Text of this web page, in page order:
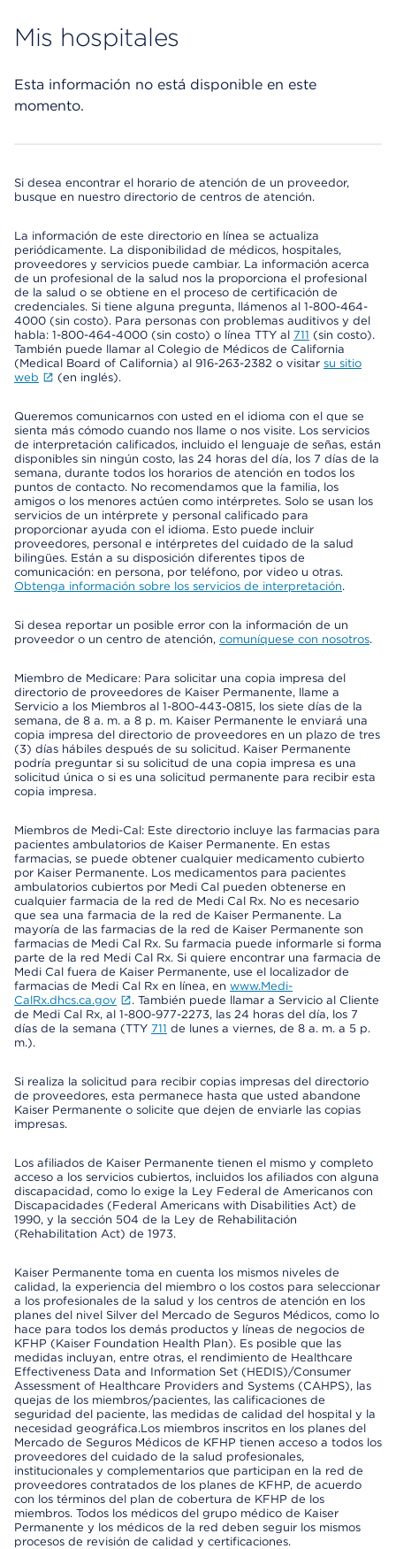
Mis hospitales
Esta información no está disponible en este
momento.
Si desea encontrar el horario de atención de un proveedor,
busque en nuestro directorio de centros de atención.
La información de este directorio en línea se actualiza
periódicamente. La disponibilidad de médicos, hospitales,
proveedores y servicios puede cambiar. La información acerca
de un profesional de la salud nos la proporciona el profesional
de la salud o se obtiene en el proceso de certificación de
credenciales. Si tiene alguna pregunta, llámenos al 1-800-464-
4000 (sin costo). Para personas con problemas auditivos y del
habla: 1-800-464-4000 (sin costo) o línea TTY al 711 (sin costo).
También puede llamar al Colegio de Médicos de California
(Medical Board of California) al 916-263-2382 o visitar su sitio
web
(en inglés).
Queremos comunicarnos con usted en el idioma con el que se
sienta más cómodo cuando nos llame o nos visite. Los servicios
de interpretación calificados, incluido el lenguaje de señas, están
disponibles sin ningún costo, las 24 horas del día, los 7 días de la
semana, durante todos los horarios de atención en todos los
puntos de contacto. No recomendamos que la familia, los
amigos o los menores actúen como intérpretes. Solo se usan los
servicios de un intérprete y personal calificado para
proporcionar ayuda con el idioma. Esto puede incluir
proveedores, personal e intérpretes del cuidado de la salud
bilingües. Están a su disposición diferentes tipos de
comunicación: en persona, por teléfono, por video u otras.
Obtenga información sobre los servicios de interpretación.
Si desea reportar un posible error con la información de un
proveedor o un centro de atención, comuníquese con nosotros.
Miembro de Medicare: Para solicitar una copia impresa del
directorio de proveedores de Kaiser Permanente, llame a
Servicio a los Miembros al 1-800-443-0815, los siete días de la
semana, de 8 a. m. a 8 p. m. Kaiser Permanente le enviará una
copia impresa del directorio de proveedores en un plazo de tres
(3) días hábiles después de su solicitud. Kaiser Permanente
podría preguntar si su solicitud de una copia impresa es una
solicitud única o si es una solicitud permanente para recibir esta
copia impresa.
Miembros de Medi-Cal: Este directorio incluye las farmacias para
pacientes ambulatorios de Kaiser Permanente. En estas
farmacias, se puede obtener cualquier medicamento cubierto
por Kaiser Permanente. Los medicamentos para pacientes
ambulatorios cubiertos por Medi Cal pueden obtenerse en
cualquier farmacia de la red de Medi Cal Rx. No es necesario
que sea una farmacia de la red de Kaiser Permanente. La
mayoría de las farmacias de la red de Kaiser Permanente son
farmacias de Medi Cal Rx. Su farmacia puede informarle si forma
parte de la red Medi Cal Rx. Si quiere encontrar una farmacia de
Medi Cal fuera de Kaiser Permanente, use el localizador de
farmacias de Medi Cal Rx en línea, en www.Medi-
CalRx.dhcs.ca.gov
. También puede llamar a Servicio al Cliente
de Medi Cal Rx, al 1-800-977-2273, las 24 horas del día, los 7
días de la semana (TTY 711 de lunes a viernes, de 8 a. m. a 5 p.
m.).
Si realiza la solicitud para recibir copias impresas del directorio
de proveedores, esta permanece hasta que usted abandone
Kaiser Permanente o solicite que dejen de enviarle las copias
impresas.
Los afiliados de Kaiser Permanente tienen el mismo y completo
acceso a los servicios cubiertos, incluidos los afiliados con alguna
discapacidad, como lo exige la Ley Federal de Americanos con
Discapacidades (Federal Americans with Disabilities Act) de
1990, y la sección 504 de la Ley de Rehabilitación
(Rehabilitation Act) de 1973.
Kaiser Permanente toma en cuenta los mismos niveles de
calidad, la experiencia del miembro o los costos para seleccionar
a los profesionales de la salud y los centros de atención en los
planes del nivel Silver del Mercado de Seguros Médicos, como lo
hace para todos los demás productos y líneas de negocios de
KFHP (Kaiser Foundation Health Plan). Es posible que las
medidas incluyan, entre otras, el rendimiento de Healthcare
Effectiveness Data and Information Set (HEDIS)/Consumer
Assessment of Healthcare Providers and Systems (CAHPS), las
quejas de los miembros/pacientes, las calificaciones de
seguridad del paciente, las medidas de calidad del hospital y la
necesidad geográfica.Los miembros inscritos en los planes del
Mercado de Seguros Médicos de KFHP tienen acceso a todos los
proveedores del cuidado de la salud profesionales,
institucionales y complementarios que participan en la red de
proveedores contratados de los planes de KFHP, de acuerdo
con los términos del plan de cobertura de KFHP de los
miembros. Todos los médicos del grupo médico de Kaiser
Permanente y los médicos de la red deben seguir los mismos
procesos de revisión de calidad y certificaciones.